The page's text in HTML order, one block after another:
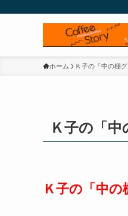
ホーム Ｋ子の「中の棚グ
Ｋ子の「中
Ｋ子の「中の